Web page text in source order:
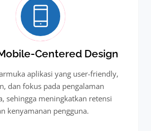
Centered Design
aplikasi yang user-friendly,
dan fokus pada pengalaman
sehingga meningkatkan retensi
kenyamanan pengguna.